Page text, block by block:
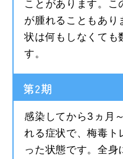
ことがあります。こ
が腫れることもあり
状は何もしなくても
す。
第2期
感染してから3ヵ月
れる症状で、梅毒ト
った状態です。全身